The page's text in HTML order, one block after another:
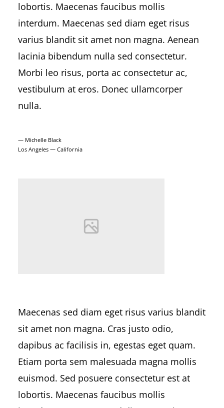
Maecenas sed diam eget risus varius blandit
sit amet non magna. Cras justo odio,
dapibus ac facilisis in, egestas eget quam.
Etiam porta sem malesuada magna mollis
euismod. Sed posuere consectetur est at
lobortis. Maecenas faucibus mollis
lobortis. Maecenas faucibus mollis
interdum. Maecenas sed diam eget risus
varius blandit sit amet non magna. Aenean
lacinia bibendum nulla sed consectetur.
Morbi leo risus, porta ac consectetur ac,
vestibulum at eros. Donec ullamcorper
nulla.
— Michelle Black
Los Angeles — California